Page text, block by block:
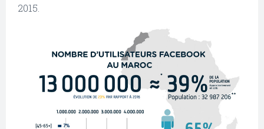
2015.